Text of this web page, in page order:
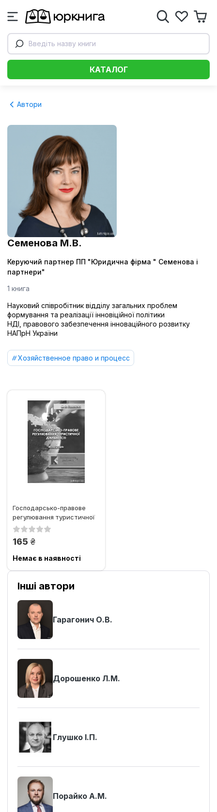
Введіть назву книги
КАТАЛОГ
Автори
Семенова М.В.
Керуючий партнер ПП "Юридична фірма " Семенова і
партнери"
1 книга
Науковий співробітник відділу загальних проблем
формування та реалізації інновіційної політики
НДІ, правового забезпечення інноваційного розвитку
НАПрН України
Хозяйственное право и процесс
Господарсько-правове
регулювання туристичної
діяльності
165 грн.
Немає в наявності
Інші автори
Гарагонич О.В.
Дорошенко Л.М.
Глушко І.П.
Порайко А.М.